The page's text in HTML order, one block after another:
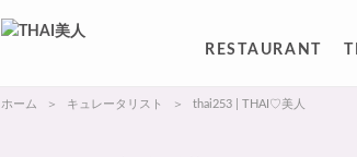
RESTAURANT
ホーム キュレータリスト thai253 | THAI♡美人